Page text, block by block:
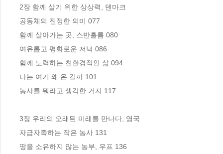
2장 함께 살기 위한 상상력, 덴마크
공동체의 진정한 의미 077
함께 살아가는 곳, 스반홀름 080
여유롭고 평화로운 저녁 086
함께 노력하는 친환경적인 삶 094
나는 여기 왜 온 걸까 101
농사를 뭐라고 생각한 거지 117
3장 우리의 오래된 미래를 만나다, 영국
자급자족하는 작은 농사 131
땅을 소유하지 않는 농부, 우프 136